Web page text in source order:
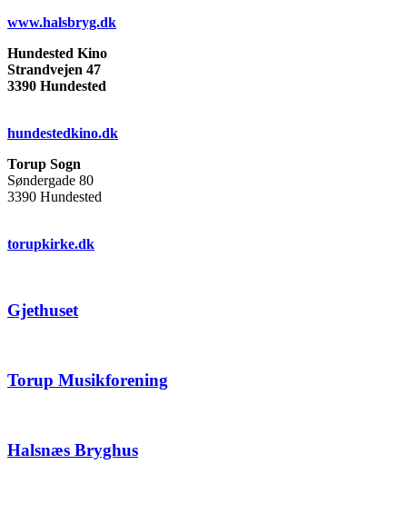
www.halsbryg.dk
Hundested Kino
Strandvejen 47
3390 Hundested
hundestedkino.dk
Torup Sogn
Søndergade 80
3390 Hundested
torupkirke.dk
Gjethuset
Torup Musikforening
Halsnæs Bryghus